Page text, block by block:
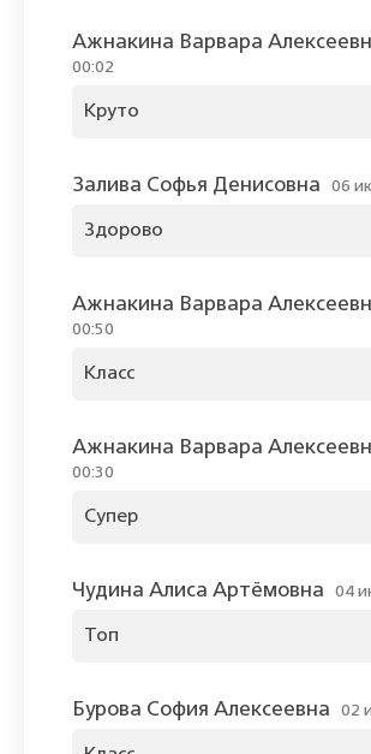
Ажнакина Варвара
00:02
Круто
Залива Софья Денисовна 06
Здорово
Ажнакина Варвара
00:50
Класс
Ажнакина Варвара
00:30
Супер
Чудина Алиса Артёмовна 04
Топ
Бурова София Алексеевна 02